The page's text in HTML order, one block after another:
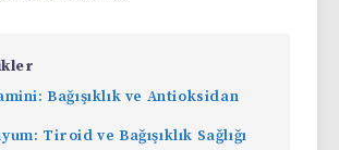
Bağışıklık ve Antioksidan
Tiroid ve Bağışıklık Sağlığı